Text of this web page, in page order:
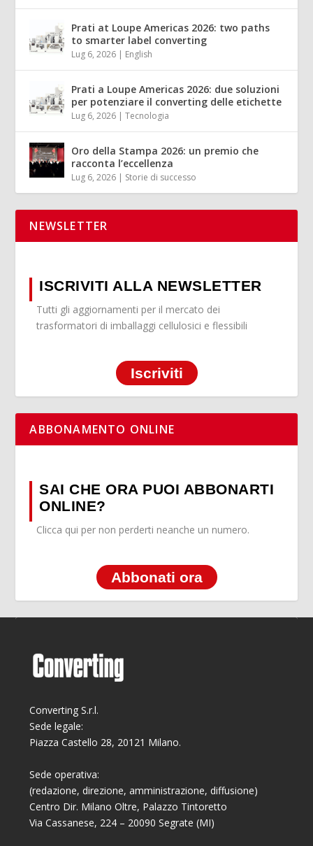
Prati at Loupe Americas 2026: two paths
to smarter label converting
Lug 6, 2026 | English
Prati a Loupe Americas 2026: due soluzioni
per potenziare il converting delle etichette
Lug 6, 2026 |Tecnologia
Oro della Stampa 2026: un premio che
racconta l’eccellenza
Lug 6, 2026 | Storie di successo
NEWSLETTER
ISCRIVITI ALLA NEWSLETTER
Tutti gli aggiornamenti per il mercato dei
trasformatori di imballaggi cellulosici e flessibili
Iscriviti
ABBONAMENTO ONLINE
SAI CHE ORA PUOI ABBONARTI
ONLINE?
Clicca qui per non perderti neanche un numero.
Abbonati ora
Converting S.r.l.
Sede legale:
Piazza Castello 28, 20121 Milano.
Sede operativa:
(redazione, direzione, amministrazione, diffusione)
Centro Dir. Milano Oltre, Palazzo Tintoretto
Via Cassanese, 224 – 20090 Segrate (MI)